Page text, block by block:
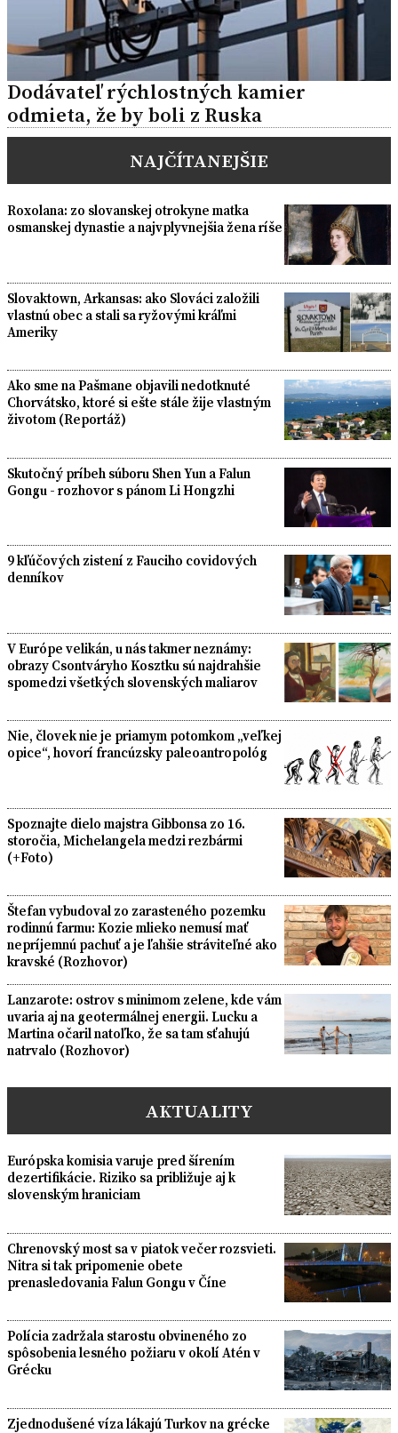
Dodávateľ rýchlostných kamier
odmieta, že by boli z Ruska
NAJČÍTANEJŠIE
Roxolana: zo slovanskej otrokyne matka
osmanskej dynastie a najvplyvnejšia žena ríše
Slovaktown, Arkansas: ako Slováci založili
vlastnú obec a stali sa ryžovými kráľmi
Ameriky
Ako sme na Pašmane objavili nedotknuté
Chorvátsko, ktoré si ešte stále žije vlastným
životom (Reportáž)
Skutočný príbeh súboru Shen Yun a Falun
Gongu - rozhovor s pánom Li Hongzhi
9 kľúčových zistení z Fauciho covidových
denníkov
V Európe velikán, u nás takmer neznámy:
obrazy Csontváryho Kosztku sú najdrahšie
spomedzi všetkých slovenských maliarov
Nie, človek nie je priamym potomkom „veľkej
opice“, hovorí francúzsky paleoantropológ
Spoznajte dielo majstra Gibbonsa zo 16.
storočia, Michelangela medzi rezbármi
(+Foto)
Štefan vybudoval zo zarasteného pozemku
rodinnú farmu: Kozie mlieko nemusí mať
nepríjemnú pachuť a je ľahšie stráviteľné ako
kravské (Rozhovor)
Lanzarote: ostrov s minimom zelene, kde vám
uvaria aj na geotermálnej energii. Lucku a
Martina očaril natoľko, že sa tam sťahujú
natrvalo (Rozhovor)
AKTUALITY
Európska komisia varuje pred šírením
dezertifikácie. Riziko sa približuje aj k
slovenským hraniciam
Chrenovský most sa v piatok večer rozsvieti.
Nitra si tak pripomenie obete
prenasledovania Falun Gongu v Číne
Polícia zadržala starostu obvineného zo
spôsobenia lesného požiaru v okolí Atén v
Grécku
Zjednodušené víza lákajú Turkov na grécke